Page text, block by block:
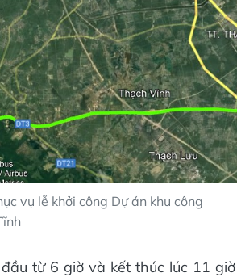
vụ lễ khởi công Dự án khu công
từ 6 giờ và kết thúc lúc 11 giờ